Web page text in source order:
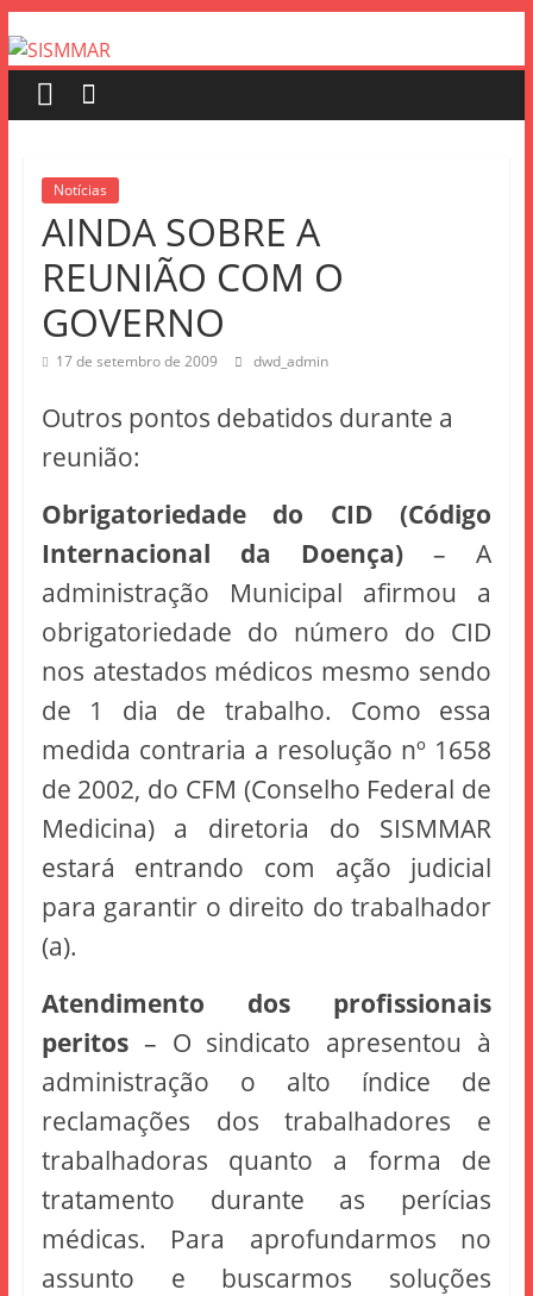
Notícias
AINDA SOBRE A
REUNIÃO COM O
GOVERNO
17 de setembro de 2009 dwd_admin
Outros pontos debatidos durante a
reunião:
Obrigatoriedade do CID (Código
Internacional da Doença)– A
administração Municipal afirmou a
obrigatoriedade do número do CID
nos atestados médicos mesmo sendo
de 1 dia de trabalho. Como essa
medida contraria a resolução nº 1658
de 2002, do CFM (Conselho Federal de
Medicina) a diretoria do SISMMAR
estará entrando com ação judicial
para garantir o direito do trabalhador
(a).
Atendimento dos profissionais
peritos – O sindicato apresentou à
administração o alto índice de
reclamações dos trabalhadores e
trabalhadoras quanto a forma de
tratamento durante as perícias
médicas. Para aprofundarmos no
assunto e buscarmos soluções